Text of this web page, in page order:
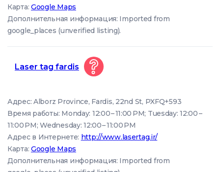
Карта:Google Maps
Дополнительная информация: Imported from
google_places (unverified listing).
Laser tag fardis
Адрес: Alborz Province, Fardis, 22nd St, PXFQ+593
Время работы: Monday: 12:00 – 11:00 PM; Tuesday: 12:00 –
11:00 PM; Wednesday: 12:00 – 11:00 PM
Адрес в Интернете: http://www.lasertag.ir/
Карта:Google Maps
Дополнительная информация: Imported from